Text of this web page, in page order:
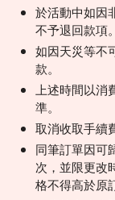
於活動中如因
不予退回款項。
如因天災等不
款。
上述時間以
準。
取消收取手續
同筆訂單因可
次，並限更改
格不得高於原